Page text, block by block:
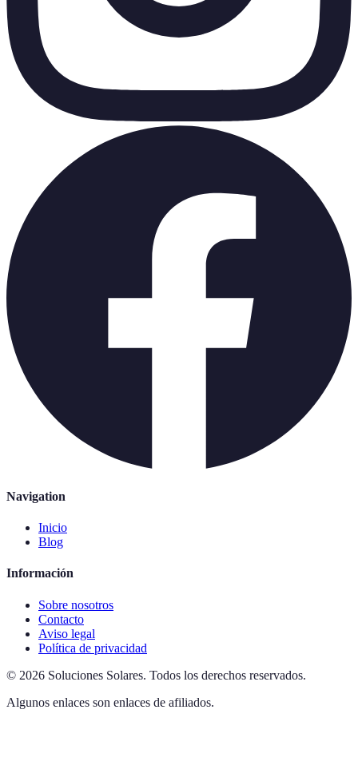
Navigation
Inicio
Blog
Información
Sobre nosotros
Contacto
Aviso legal
Política de privacidad
© 2026 Soluciones Solares. Todos los derechos reservados.
Algunos enlaces son enlaces de afiliados.